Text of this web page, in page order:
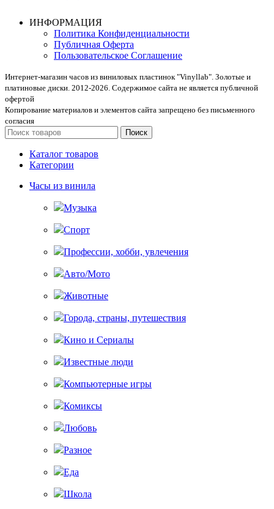
ИНФОРМАЦИЯ
Политика Конфиденциальности
Публичная Оферта
Пользовательское Соглашение
Интернет-магазин часов из виниловых пластинок "Vinyllab". Золотые и
платиновые диски. 2012-2026. Содержимое сайта не является публичной
офертой
Копирование материалов и элементов сайта запрещено без письменного
согласия
Поиск
Каталог товаров
Категории
Часы из винила
Музыка
Спорт
Профессии, хобби, увлечения
Авто/Мото
Животные
Города, страны, путешествия
Кино и Сериалы
Известные люди
Компьютерные игры
Комиксы
Любовь
Разное
Еда
Школа